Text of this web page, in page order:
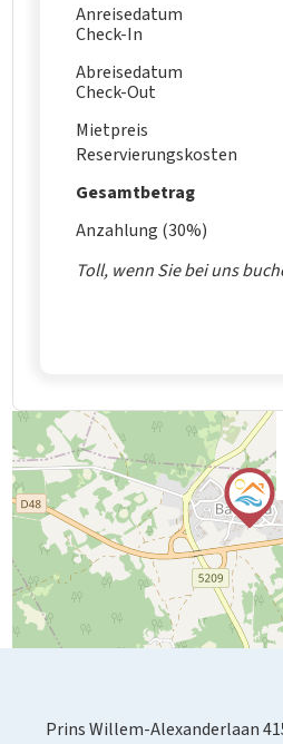
Anreisedatum
Check-In
Abreisedatum
Check-Out
Mietpreis
Reservierungskosten
Gesamtbetrag
Anzahlung (30%)
Toll, wenn Sie bei uns
Prins Willem-Alexanderlaan